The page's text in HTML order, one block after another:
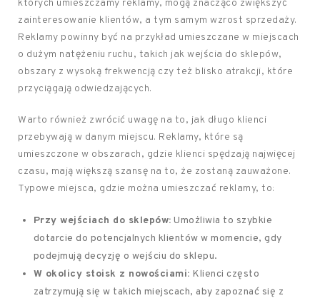
których umieszczamy reklamy, mogą znacząco zwiększyć
zainteresowanie klientów, a tym samym wzrost sprzedaży.
Reklamy powinny być na przykład umieszczane w miejscach
o dużym natężeniu ruchu, takich jak wejścia do sklepów,
obszary z wysoką frekwencją czy też blisko atrakcji, które
przyciągają odwiedzających.
Warto również zwrócić uwagę na to, jak długo klienci
przebywają w danym miejscu. Reklamy, które są
umieszczone w obszarach, gdzie klienci spędzają najwięcej
czasu, mają większą szansę na to, że zostaną zauważone.
Typowe miejsca, gdzie można umieszczać reklamy, to:
Przy wejściach do sklepów: Umożliwia to szybkie
dotarcie do potencjalnych klientów w momencie, gdy
podejmują decyzję o wejściu do sklepu.
W okolicy stoisk z nowościami: Klienci często
zatrzymują się w takich miejscach, aby zapoznać się z